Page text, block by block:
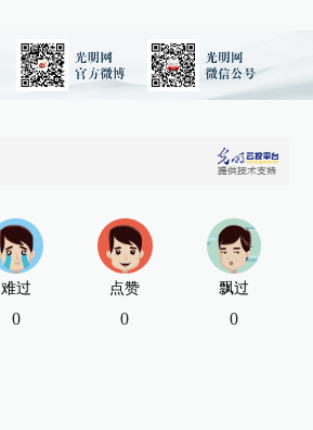
难过
0
点赞
0
飘过
0